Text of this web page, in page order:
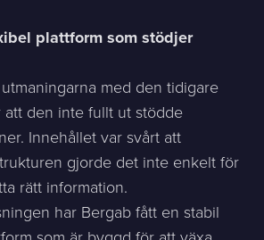
plattform som stödjer
med den tidigare
den inte fullt ut stödde
Innehållet var svårt att
gjorde det inte enkelt för
rätt information.
har Bergab fått en stabil